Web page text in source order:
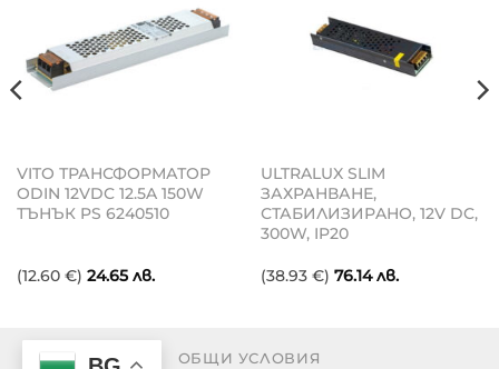
VITO ТРАНСФОРМАТОР
ODIN 12VDC 12.5A 150W
ТЪНЪК PS 6240510
(12.60 €) 24.65лв.
ULTRALUX SLIM
ЗАХРАНВАНЕ,
СТАБИЛИЗИРAНО, 12V DC,
300W, IP20
(38.93 €) 76.14лв.
ОБЩИ УСЛОВИЯ